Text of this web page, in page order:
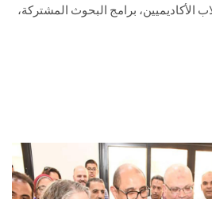
الأكاديميين، برامج البحوث المشتركة،